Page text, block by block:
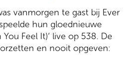
vanmorgen te gast bij Ever
hun gloednieuwe
You Feel It)’ live op 538. De
en nooit opgeven: